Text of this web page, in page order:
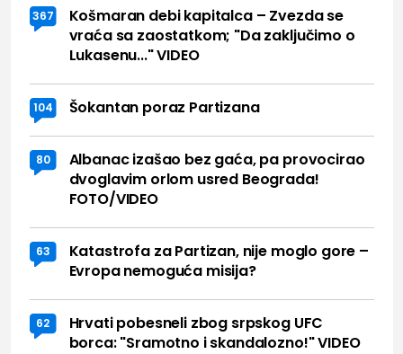
367
Košmaran debi kapitalca – Zvezda se
vraća sa zaostatkom; "Da zaključimo o
Lukasenu..." VIDEO
104 Šokantan poraz Partizana
80
Albanac izašao bez gaća, pa provocirao
dvoglavim orlom usred Beograda!
FOTO/VIDEO
63
Katastrofa za Partizan, nije moglo gore –
Evropa nemoguća misija?
62
Hrvati pobesneli zbog srpskog UFC
borca: "Sramotno i skandalozno!" VIDEO